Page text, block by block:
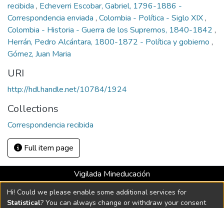
recibida , Echeverri Escobar, Gabriel, 1796-1886 -
Correspondencia enviada , Colombia - Política - Siglo XIX,
Colombia - Historia - Guerra de los Supremos, 1840-1842 ,
Herrán, Pedro Alcántara, 1800-1872 - Política y gobierno ,
Gómez, Juan Maria
URI
http://hdl.handle.net/10784/1924
Collections
Correspondencia recibida
Full item page
Vigilada Mineducación
Universidad con Acreditación Institucional hasta 2026 -
Resolución MEN 2158 de 2018
Hi! Could we please enable some additional services for
Statistical? You can always change or withdraw your consent